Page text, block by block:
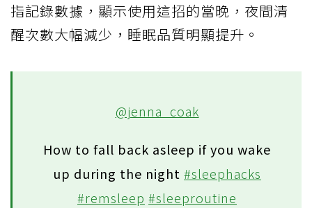
指記錄數據，顯示使用這招的當晚，夜間清
醒次數大幅減少，睡眠品質明顯提升。
@jenna_coak
How to fall back asleep if you wake
up during the night #sleephacks
#remsleep #sleeproutine